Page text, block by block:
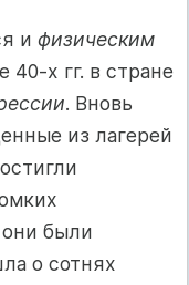
и физическим
40-х гг. в стране
. Вновь
из лагерей
они были
о сотнях